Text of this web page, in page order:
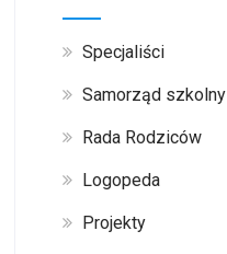
Specjaliści
Samorząd szkolny
Rada Rodziców
Logopeda
Projekty